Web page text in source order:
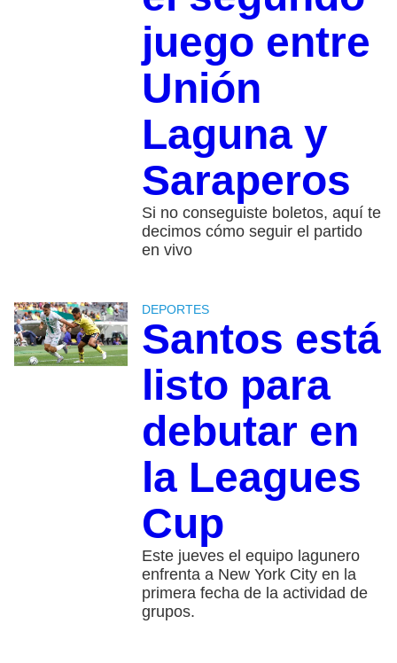
juego entre
Unión
Laguna y
Saraperos
Si no conseguiste boletos, aquí te
decimos cómo seguir el partido
en vivo
DEPORTES
Santos está
listo para
debutar en
la Leagues
Cup
Este jueves el equipo lagunero
enfrenta a New York City en la
primera fecha de la actividad de
grupos.